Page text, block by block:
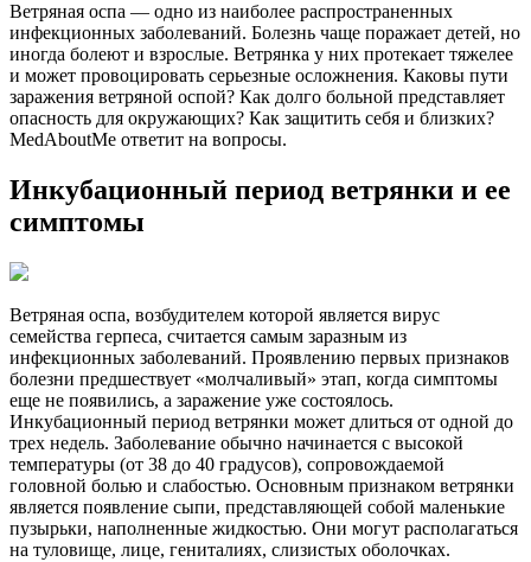
Ветряная оспа — одно из наиболее распространенных
инфекционных заболеваний. Болезнь чаще поражает детей, но
иногда болеют и взрослые. Ветрянка у них протекает тяжелее
и может провоцировать серьезные осложнения. Каковы пути
заражения ветряной оспой? Как долго больной представляет
опасность для окружающих? Как защитить себя и близких?
MedAboutMe ответит на вопросы.
Инкубационный период ветрянки и ее
симптомы
Ветряная оспа, возбудителем которой является вирус
семейства герпеса, считается самым заразным из
инфекционных заболеваний. Проявлению первых признаков
болезни предшествует «молчаливый» этап, когда симптомы
еще не появились, а заражение уже состоялось.
Инкубационный период ветрянки может длиться от одной до
трех недель. Заболевание обычно начинается с высокой
температуры (от 38 до 40 градусов), сопровождаемой
головной болью и слабостью. Основным признаком ветрянки
является появление сыпи, представляющей собой маленькие
пузырьки, наполненные жидкостью. Они могут располагаться
на туловище, лице, гениталиях, слизистых оболочках.